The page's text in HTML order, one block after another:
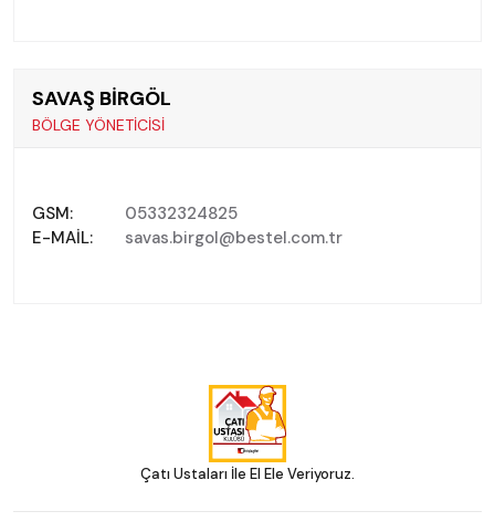
SAVAŞ BİRGÖL
BÖLGE YÖNETİCİSİ
GSM:
05332324825
E-MAIL:
savas.birgol@bestel.com.tr
Çatı Ustaları İle El Ele Veriyoruz.